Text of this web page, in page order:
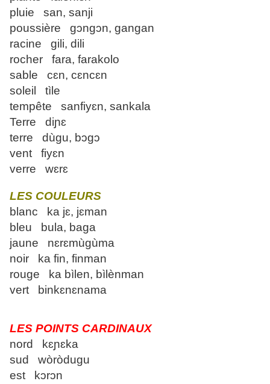
pluie san, sanji
poussière gɔngɔn, gangan
racine gili, dili
rocher fara, farakolo
sable cɛn, cɛncɛn
soleil tìle
tempête sanfiyɛn, sankala
Terre diɲɛ
terre dùgu, bɔgɔ
vent fiyɛn
verre wɛrɛ
LES COULEURS
blanc ka jɛ, jɛman
bleu bula, baga
jaune nɛrɛmùgùma
noir ka fin, finman
rouge ka bìlen, bìlènman
vert binkɛnɛnama
LES POINTS CARDINAUX
nord kɛɲɛka
sud wòròdugu
est kɔrɔn